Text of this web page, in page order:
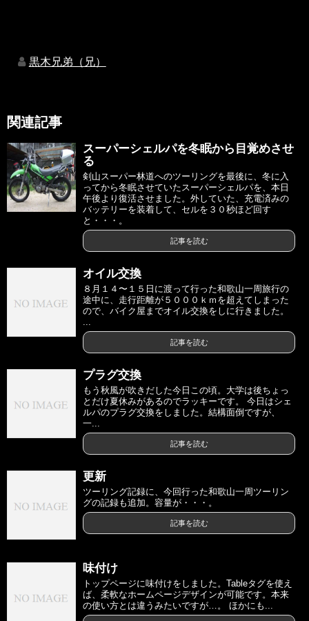
黒木兄弟（兄）
関連記事
スーパーシェルパを冬眠から目覚めさせ
る
剣山スーパー林道へのツーリングを最後に、冬に入
ってから冬眠させていたスーパーシェルパを、本日
午後より復活させました。外していた、充電済みの
バッテリーを装着して、セルを３０秒ほど回す
と・・・。
記事を読む
オイル交換
８月１４〜１５日に渡って行った和歌山一周旅行の
途中に、走行距離が５０００ｋｍを超えてしまった
ので、バイク屋までオイル交換をしに行きました。
...
記事を読む
プラグ交換
もう秋風が吹きだした今日この頃。大学は後ちょっ
とだけ夏休みがあるのでラッキーです。 今日はシェ
ルパのプラグ交換をしました。結構面倒ですが、
一...
記事を読む
更新
ツーリング記録に、今回行った和歌山一周ツーリン
グの記録も追加。容量が・・・。
記事を読む
味付け
トップページに味付けをしました。Tableタグを使え
ば、柔軟なホームページデザインが可能です。本来
の使い方とは違うみたいですが…。 ほかにも...